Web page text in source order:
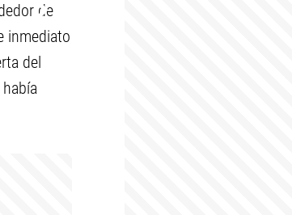
de
inmediato
del